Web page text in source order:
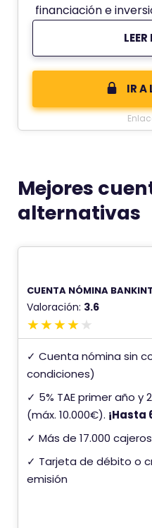
financiación e
IR A
Mejores
alternativas
CUENTA NÓMINA
Valoración: 3.6
✓ Cuenta nómina sin
condiciones)
✓ 5% TAE primer año y
(máx. 10.000€). ¡Hasta
✓ Más de 17.000
✓ Tarjeta de débito o
emisión